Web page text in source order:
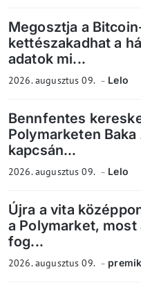
Megosztja a
kettészakadhat a
adatok mi...
2026. augusztus 09. Lelo
Bennfentes
Polymarketen
kapcsán...
2026. augusztus 09. Lelo
Újra a vita
a Polymarket,
fog...
2026. augusztus 09. premik